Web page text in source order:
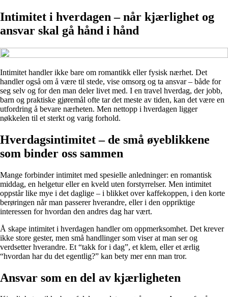
Intimitet i hverdagen – når kjærlighet og
ansvar skal gå hånd i hånd
Intimitet handler ikke bare om romantikk eller fysisk nærhet. Det
handler også om å være til stede, vise omsorg og ta ansvar – både for
seg selv og for den man deler livet med. I en travel hverdag, der jobb,
barn og praktiske gjøremål ofte tar det meste av tiden, kan det være en
utfordring å bevare nærheten. Men nettopp i hverdagen ligger
nøkkelen til et sterkt og varig forhold.
Hverdagsintimitet – de små øyeblikkene
som binder oss sammen
Mange forbinder intimitet med spesielle anledninger: en romantisk
middag, en helgetur eller en kveld uten forstyrrelser. Men intimitet
oppstår like mye i det daglige – i blikket over kaffekoppen, i den korte
berøringen når man passerer hverandre, eller i den oppriktige
interessen for hvordan den andres dag har vært.
Å skape intimitet i hverdagen handler om oppmerksomhet. Det krever
ikke store gester, men små handlinger som viser at man ser og
verdsetter hverandre. Et “takk for i dag”, et klem, eller et ærlig
“hvordan har du det egentlig?” kan bety mer enn man tror.
Ansvar som en del av kjærligheten